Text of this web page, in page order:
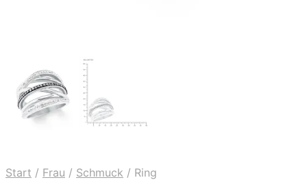
Start / Frau / Schmuck / Ring